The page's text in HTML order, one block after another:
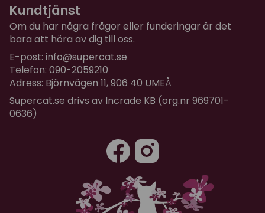
Kundtjänst
Om du har några frågor eller funderingar är det
bara att höra av dig till oss.
E-post: info@supercat.se
Telefon: 090-2059210
Adress: Björnvägen 11, 906 40 UMEÅ
Supercat.se drivs av Incrade KB (org.nr 969701-
0636)